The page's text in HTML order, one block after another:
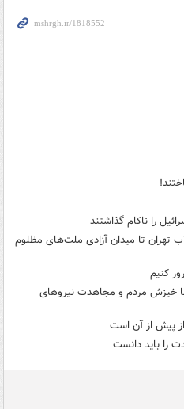
را ناکام گذاشتند
تهران تا میدان آزادی ملت‌های مظلوم
کنیم
خیزش مردم و مجاهدت نیروهای
پیش از آن است
را باید دانست